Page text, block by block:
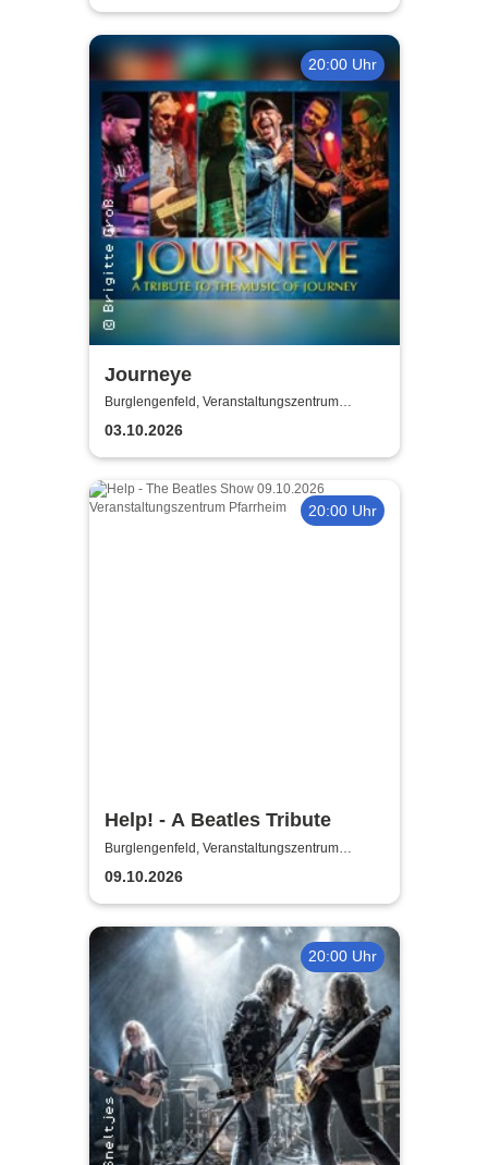
20:00 Uhr
Journeye
Burglengenfeld, Veranstaltungszentrum
Pfarrheim
03.10.2026
20:00 Uhr
Help! - A Beatles Tribute
Burglengenfeld, Veranstaltungszentrum
Pfarrheim
09.10.2026
20:00 Uhr